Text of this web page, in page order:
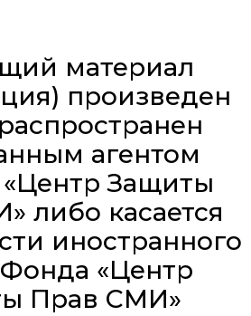
материал
произведен
агентом
Защиты
либо касается
иностранного
Фонда «Центр
Прав СМИ»